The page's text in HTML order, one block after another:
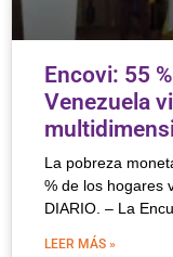
Encovi: 55
Venezuela
La pobreza
% de los hogares
DIARIO. – La
LEER MÁS »